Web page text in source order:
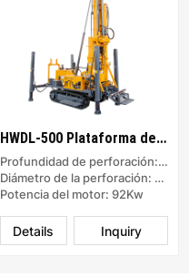
HWDL-500 Plataforma de Perforación de Barro/Aire
Profundidad de perforación: 800m
Diámetro de la perforación: 75-350mm
Potencia del motor: 92Kw
Inquiry
Details